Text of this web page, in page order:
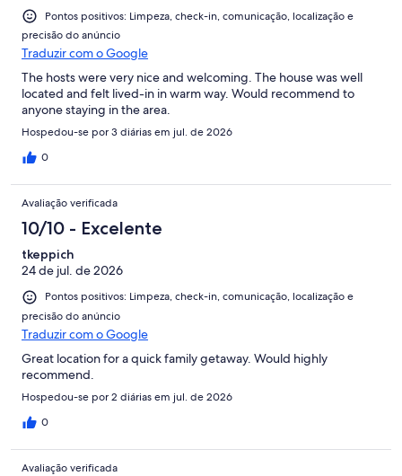
Pontos positivos: Limpeza, check-in, comunicação, localização e
precisão do anúncio
Traduzir com o Google
The hosts were very nice and welcoming. The house was well
located and felt lived-in in warm way. Would recommend to
anyone staying in the area.
Hospedou-se por 3 diárias em jul. de 2026
0
Avaliação verificada
10/10 - Excelente
tkeppich
24 de jul. de 2026
Pontos positivos: Limpeza, check-in, comunicação, localização e
precisão do anúncio
Traduzir com o Google
Great location for a quick family getaway. Would highly
recommend.
Hospedou-se por 2 diárias em jul. de 2026
0
Avaliação verificada